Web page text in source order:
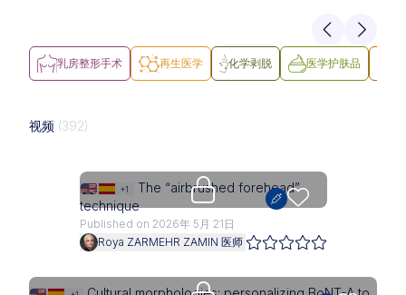
乳房整形手术 再生医学 化学剥脱 医学护肤品
视频 (392)
Upgrade needed
+1
The “airbrushed forehead”
technique
Published on 2026年 5月 21日
Roya ZARMEHR ZAMIN 医师
Upgrade needed